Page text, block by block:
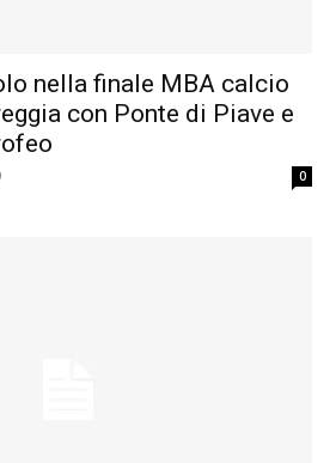
nella finale MBA calcio
con Ponte di Piave e
0